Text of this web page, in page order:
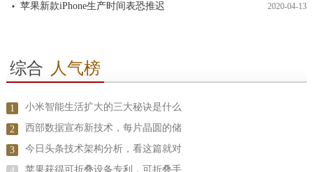
苹果新款iPhone生产时间表恐推迟 2020-04-13
综合 人气榜
1 小米智能生活扩大的三大秘诀是什么
2 西部数据宣布新技术，每片晶圆的储
3 今日头条技术架构分析，看这篇就对
苹果获得可折叠设备专利，可折叠手